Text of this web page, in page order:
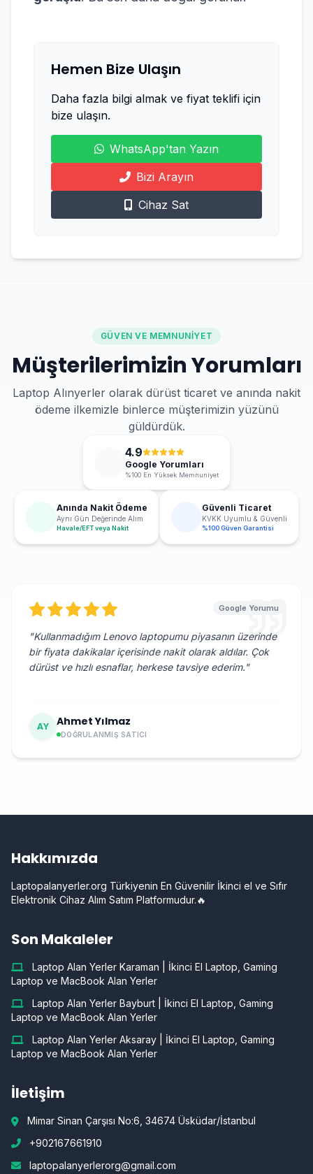
Hemen Bize Ulaşın
Daha fazla bilgi almak ve fiyat teklifi için
bize ulaşın.
WhatsApp'tan Yazın
Bizi Arayın
Cihaz Sat
GÜVEN VE MEMNUNIYET
Müşterilerimizin Yorumları
Laptop Alınyerler olarak dürüst ticaret ve anında nakit
ödeme ilkemizle binlerce müşterimizin yüzünü
güldürdük.
4.9
Google Yorumları
%100 En Yüksek Memnuniyet
Anında Nakit Ödeme
Aynı Gün Değerinde Alım
Havale/EFT veya Nakit
Güvenli Ticaret
KVKK Uyumlu & Güvenli
%100 Güven Garantisi
Google Yorumu
"Kullanmadığım Lenovo laptopumu piyasanın üzerinde
bir fiyata dakikalar içerisinde nakit olarak aldılar. Çok
dürüst ve hızlı esnaflar, herkese tavsiye ederim."
AY Ahmet Yılmaz
DOĞRULANMIŞ SATICI
Hakkımızda
Laptopalanyerler.org Türkiyenin En Güvenilir İkinci el ve Sıfır
Elektronik Cihaz Alım Satım Platformudur.🔥
Son Makaleler
Laptop Alan Yerler Karaman | İkinci El Laptop, Gaming
Laptop ve MacBook Alan Yerler
Laptop Alan Yerler Bayburt | İkinci El Laptop, Gaming
Laptop ve MacBook Alan Yerler
Laptop Alan Yerler Aksaray | İkinci El Laptop, Gaming
Laptop ve MacBook Alan Yerler
İletişim
Mimar Sinan Çarşısı No:6, 34674 Üsküdar/İstanbul
+902167661910
laptopalanyerlerorg@gmail.com